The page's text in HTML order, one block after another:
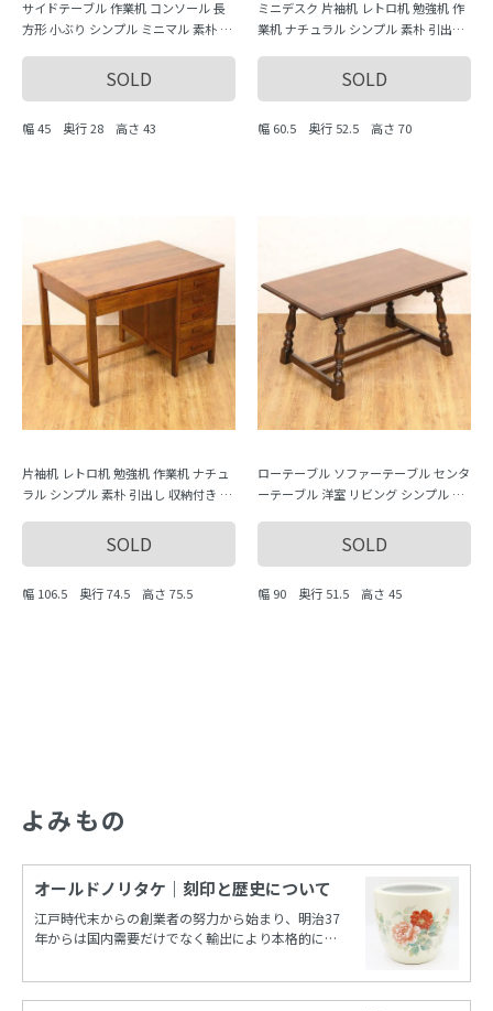
サイドテーブル 作業机 コンソール 長
方形 小ぶり シンプル ミニマル 素朴 ア
SOLD
幅 45 奥行 28 高さ 43
ミニデスク 片袖机 レトロ机 勉強机 作
業机 ナチュラル シンプル 素朴 引出し
SOLD
幅 60.5 奥行 52.5 高さ 70
片袖机 レトロ机 勉強机 作業机 ナチュ
ラル シンプル 素朴 引出し 収納付き 日
SOLD
幅 106.5 奥行 74.5 高さ 75.5
ローテーブル ソファーテーブル センタ
ーテーブル 洋室 リビング シンプル カ
SOLD
幅 90 奥行 51.5 高さ 45
よみもの
オールドノリタケ｜刻印と歴史について
江戸時代末からの創業者の努力から始まり、明治37
年からは国内需要だけでなく輸出により本格的に栄